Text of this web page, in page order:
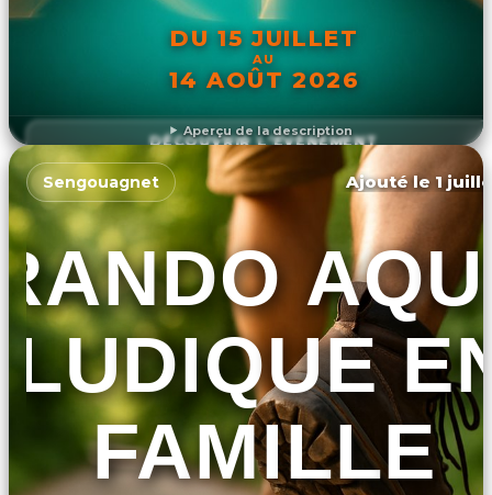
Aperçu de la description
DU 15 JUILLET
AU
14 AOÛT 2026
DÉCOUVRIR L'ÉVÉNEMENT
Sengouagnet Ajouté le 1
LUDIQUE
FAMILLE